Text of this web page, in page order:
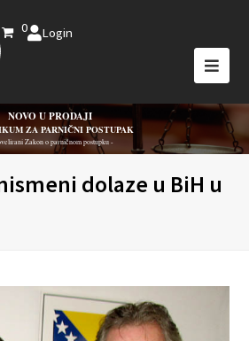
0 Login
NOVO U PRODAJI
ZA PARNIČNI POSTUPAK
Zakon o parničnom postupku -
dolaze u BiH u